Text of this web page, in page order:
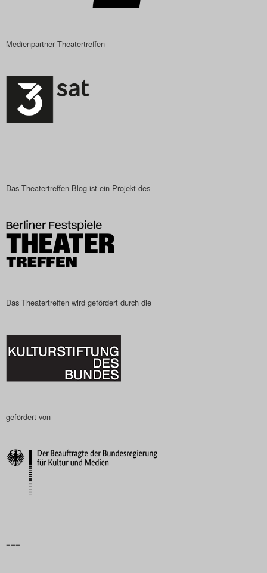
Medienpartner Theatertreffen
Das Theatertreffen-Blog ist ein Projekt des
Das Theatertreffen wird gefördert durch die
gefördert von
–––